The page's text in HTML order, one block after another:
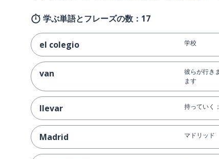
学ぶ単語とフレーズの数：17
el colegio 学校
van
彼らが行き
ます
llevar 持っていく
Madrid マドリッド